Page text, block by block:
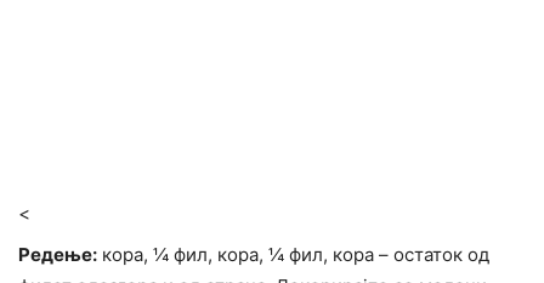
<
Редење: кора, ¼ фил, кора, ¼ фил, кора – остаток од